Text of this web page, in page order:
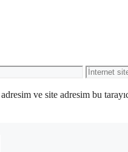
İnternet
sitesi
ve site adresim bu